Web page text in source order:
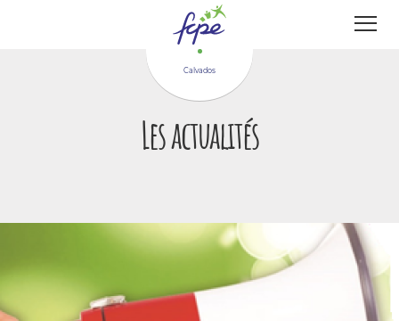
Calvados
Les actualités
Panneau de gestion des cookies